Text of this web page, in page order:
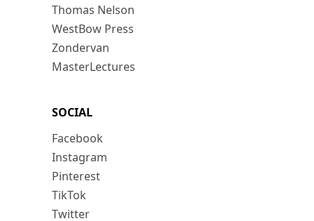
Thomas Nelson
WestBow Press
Zondervan
MasterLectures
SOCIAL
Facebook
Instagram
Pinterest
TikTok
Twitter